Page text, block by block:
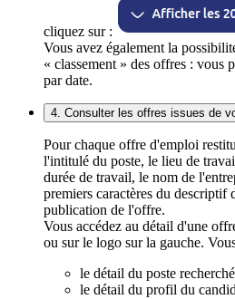
cliquez sur :
Vous avez également la
« classement » des offres : vous
par date.
4. Consulter les offres issues de
Pour chaque offre d'emploi
l'intitulé du poste, le lieu de
durée de travail, le nom de
premiers caractères du descriptif
publication de l'offre.
Vous accédez au détail d'une
ou sur le logo sur la gauche.
le détail du poste
le détail du profil du